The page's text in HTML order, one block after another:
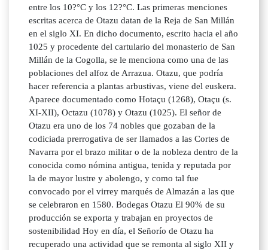
entre los 10?°C y los 12?°C. Las primeras menciones
escritas acerca de Otazu datan de la Reja de San Millán
en el siglo XI. En dicho documento, escrito hacia el año
1025 y procedente del cartulario del monasterio de San
Millán de la Cogolla, se le menciona como una de las
poblaciones del alfoz de Arrazua. Otazu, que podría
hacer referencia a plantas arbustivas, viene del euskera.
Aparece documentado como Hotaçu (1268), Otaçu (s.
XI-XII), Octazu (1078) y Otazu (1025). El señor de
Otazu era uno de los 74 nobles que gozaban de la
codiciada prerrogativa de ser llamados a las Cortes de
Navarra por el brazo militar o de la nobleza dentro de la
conocida como nómina antigua, tenida y reputada por
la de mayor lustre y abolengo, y como tal fue
convocado por el virrey marqués de Almazán a las que
se celebraron en 1580. Bodegas Otazu El 90% de su
producción se exporta y trabajan en proyectos de
sostenibilidad Hoy en día, el Señorío de Otazu ha
recuperado una actividad que se remonta al siglo XII y